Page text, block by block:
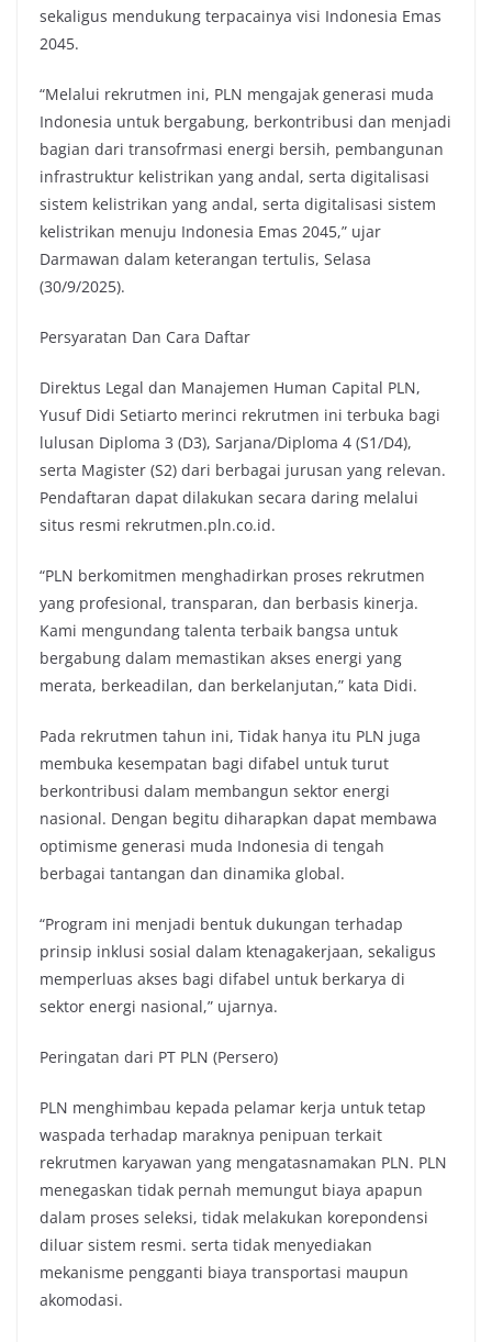
sekaligus mendukung terpacainya visi Indonesia Emas
2045.
“Melalui rekrutmen ini, PLN mengajak generasi muda
Indonesia untuk bergabung, berkontribusi dan menjadi
bagian dari transofrmasi energi bersih, pembangunan
infrastruktur kelistrikan yang andal, serta digitalisasi
sistem kelistrikan yang andal, serta digitalisasi sistem
kelistrikan menuju Indonesia Emas 2045,” ujar
Darmawan dalam keterangan tertulis, Selasa
(30/9/2025).
Persyaratan Dan Cara Daftar
Direktus Legal dan Manajemen Human Capital PLN,
Yusuf Didi Setiarto merinci rekrutmen ini terbuka bagi
lulusan Diploma 3 (D3), Sarjana/Diploma 4 (S1/D4),
serta Magister (S2) dari berbagai jurusan yang relevan.
Pendaftaran dapat dilakukan secara daring melalui
situs resmi rekrutmen.pln.co.id.
“PLN berkomitmen menghadirkan proses rekrutmen
yang profesional, transparan, dan berbasis kinerja.
Kami mengundang talenta terbaik bangsa untuk
bergabung dalam memastikan akses energi yang
merata, berkeadilan, dan berkelanjutan,” kata Didi.
Pada rekrutmen tahun ini, Tidak hanya itu PLN juga
membuka kesempatan bagi difabel untuk turut
berkontribusi dalam membangun sektor energi
nasional. Dengan begitu diharapkan dapat membawa
optimisme generasi muda Indonesia di tengah
berbagai tantangan dan dinamika global.
“Program ini menjadi bentuk dukungan terhadap
prinsip inklusi sosial dalam ktenagakerjaan, sekaligus
memperluas akses bagi difabel untuk berkarya di
sektor energi nasional,” ujarnya.
Peringatan dari PT PLN (Persero)
PLN menghimbau kepada pelamar kerja untuk tetap
waspada terhadap maraknya penipuan terkait
rekrutmen karyawan yang mengatasnamakan PLN. PLN
menegaskan tidak pernah memungut biaya apapun
dalam proses seleksi, tidak melakukan korepondensi
diluar sistem resmi. serta tidak menyediakan
mekanisme pengganti biaya transportasi maupun
akomodasi.